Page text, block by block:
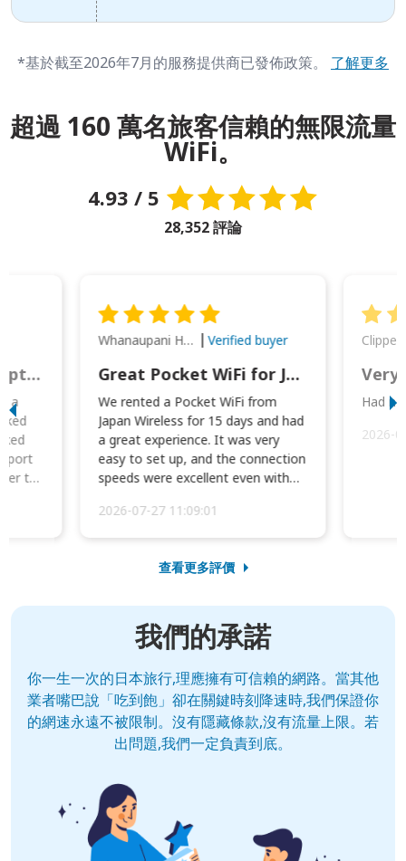
*基於截至2026年7月的服務提供商已發佈政策。 了解更多
超過 160 萬名旅客信賴的無限流量
WiFi。
4.93 / 5
28,352 評論
This was wonderful option to a family of four. Everything worked smoothly.
a
to
Whanaupani Henry Joseph Macown Verified buyer
Great Pocket WiFi for Japan Travel
We rented a Pocket WiFi from
Japan Wireless for 15 days and had
a great experience. It was very
easy to set up, and the connection
speeds were excellent even with
2026-07-27 11:09:01
Very
Had
2026-
查看更多評價
我們的承諾
你一生一次的日本旅行,理應擁有可信賴的網路。當其他
業者嘴巴說「吃到飽」卻在關鍵時刻降速時,我們保證你
的網速永遠不被限制。沒有隱藏條款,沒有流量上限。若
出問題,我們一定負責到底。